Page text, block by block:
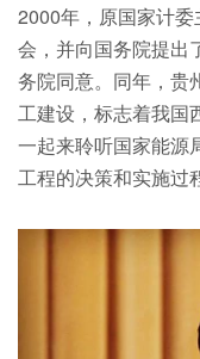
2000年，原国家计
会，并向国务院提出
务院同意。同年，贵
工建设，标志着我国
一起来聆听国家能源
工程的决策和实施过